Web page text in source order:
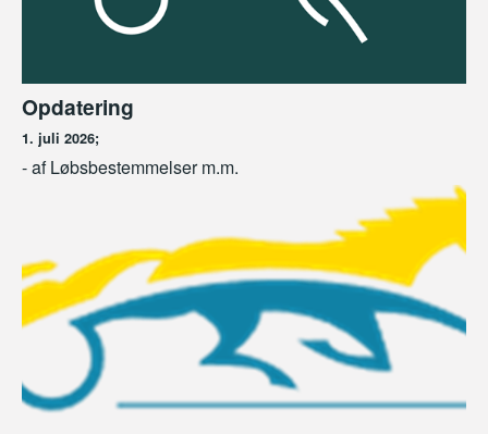
Opdatering
1. juli 2026;
- af Løbsbestemmelser m.m.